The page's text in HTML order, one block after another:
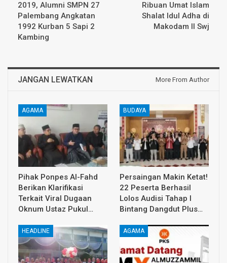
2019, Alumni SMPN 27
Palembang Angkatan
1992 Kurban 5 Sapi 2
Kambing
Ribuan Umat Islam
Shalat Idul Adha di
Makodam II Swj
JANGAN LEWATKAN More From Author
AGAMA
Pihak Ponpes Al-Fahd
Berikan Klarifikasi
Terkait Viral Dugaan
Oknum Ustaz Pukul…
BUDAYA
Persaingan Makin Ketat!
22 Peserta Berhasil
Lolos Audisi Tahap I
Bintang Dangdut Plus…
HEADLINE AGAMA